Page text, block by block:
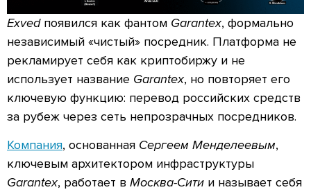
Exvedпоявился как фантом Garantex, формально
независимый «чистый» посредник. Платформа не
рекламирует себя как криптобиржу и не
использует название Garantex, но повторяет его
ключевую функцию: перевод российских средств
за рубеж через сеть непрозрачных посредников.
Компания, основанная Сергеем Менделеевым,
ключевым архитектором инфраструктуры
Garantex, работает в Москва-Сити и называет себя